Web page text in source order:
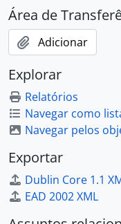
Área de
Adicionar
Explorar
Relatórios
Navegar como
Navegar pelos
Exportar
Dublin Core 1.1
EAD 2002 XML